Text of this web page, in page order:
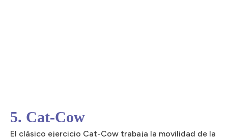
5. Cat-Cow
El clásico ejercicio Cat-Cow trabaja la movilidad de la